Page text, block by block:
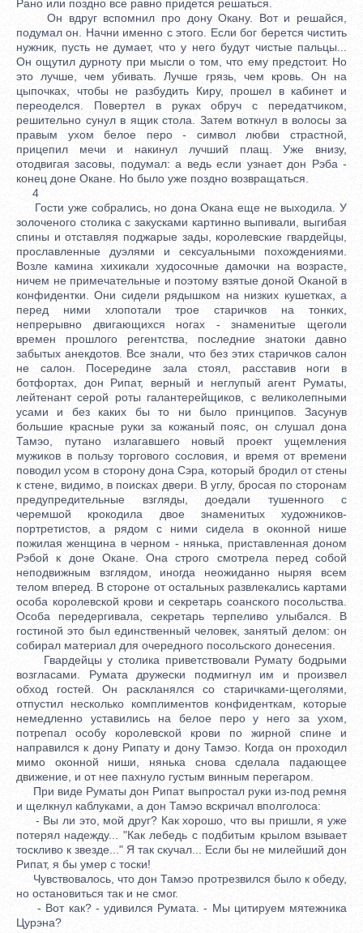
Рано или поздно все равно придется решаться.
Он вдруг вспомнил про дону Окану. Вот и решайся,
подумал он. Начни именно с этого. Если бог берется чистить
нужник, пусть не думает, что у него будут чистые пальцы...
Он ощутил дурноту при мысли о том, что ему предстоит. Но
это лучше, чем убивать. Лучше грязь, чем кровь. Он на
цыпочках, чтобы не разбудить Киру, прошел в кабинет и
переоделся. Повертел в руках обруч с передатчиком,
решительно сунул в ящик стола. Затем воткнул в волосы за
правым ухом белое перо - символ любви страстной,
прицепил мечи и накинул лучший плащ. Уже внизу,
отодвигая засовы, подумал: а ведь если узнает дон Рэба -
конец доне Окане. Но было уже поздно возвращаться.
4
Гости уже собрались, но дона Окана еще не выходила. У
золоченого столика с закусками картинно выпивали, выгибая
спины и отставляя поджарые зады, королевские гвардейцы,
прославленные дуэлями и сексуальными похождениями.
Возле камина хихикали худосочные дамочки на возрасте,
ничем не примечательные и поэтому взятые доной Оканой в
конфидентки. Они сидели рядышком на низких кушетках, а
перед ними хлопотали трое старичков на тонких,
непрерывно двигающихся ногах - знаменитые щеголи
времен прошлого регентства, последние знатоки давно
забытых анекдотов. Все знали, что без этих старичков салон
не салон. Посередине зала стоял, расставив ноги в
ботфортах, дон Рипат, верный и неглупый агент Руматы,
лейтенант серой роты галантерейщиков, с великолепными
усами и без каких бы то ни было принципов. Засунув
большие красные руки за кожаный пояс, он слушал дона
Тамэо, путано излагавшего новый проект ущемления
мужиков в пользу торгового сословия, и время от времени
поводил усом в сторону дона Сэра, который бродил от стены
к стене, видимо, в поисках двери. В углу, бросая по сторонам
предупредительные взгляды, доедали тушенного с
черемшой крокодила двое знаменитых художников-
портретистов, а рядом с ними сидела в оконной нише
пожилая женщина в черном - нянька, приставленная доном
Рэбой к доне Окане. Она строго смотрела перед собой
неподвижным взглядом, иногда неожиданно ныряя всем
телом вперед. В стороне от остальных развлекались картами
особа королевской крови и секретарь соанского посольства.
Особа передергивала, секретарь терпеливо улыбался. В
гостиной это был единственный человек, занятый делом: он
собирал материал для очередного посольского донесения.
Гвардейцы у столика приветствовали Румату бодрыми
возгласами. Румата дружески подмигнул им и произвел
обход гостей. Он раскланялся со старичками-щеголями,
отпустил несколько комплиментов конфиденткам, которые
немедленно уставились на белое перо у него за ухом,
потрепал особу королевской крови по жирной спине и
направился к дону Рипату и дону Тамэо. Когда он проходил
мимо оконной ниши, нянька снова сделала падающее
движение, и от нее пахнуло густым винным перегаром.
При виде Руматы дон Рипат выпростал руки из-под ремня
и щелкнул каблуками, а дон Тамэо вскричал вполголоса:
- Вы ли это, мой друг? Как хорошо, что вы пришли, я уже
потерял надежду... "Как лебедь с подбитым крылом взывает
тоскливо к звезде..." Я так скучал... Если бы не милейший дон
Рипат, я бы умер с тоски!
Чувствовалось, что дон Тамэо протрезвился было к обеду,
но остановиться так и не смог.
- Вот как? - удивился Румата. - Мы цитируем мятежника
Цурэна?